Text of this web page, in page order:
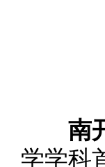
南
学学科